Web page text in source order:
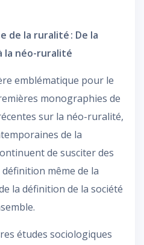
de la ruralité : De la
la néo-ruralité
emblématique pour le
monographies de
sur la néo-ruralité,
de la
de susciter des
même de la
la définition de la société
études sociologiques